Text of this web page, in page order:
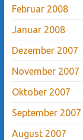
Februar 2008
Januar 2008
Dezember 2007
November 2007
Oktober 2007
September 2007
August 2007